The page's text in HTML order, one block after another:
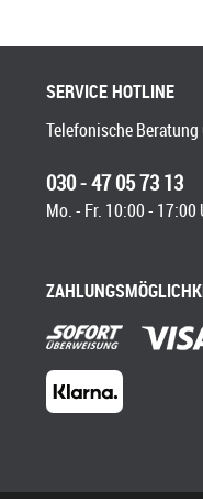
SERVICE HOTLINE
Telefonische
030 - 47 05 73 13
Mo. - Fr. 10:00 - 17:00